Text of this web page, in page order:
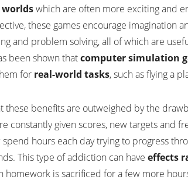
which are often more exciting and
these games encourage imagination
and problem solving, all of which are
been shown thatcomputer simulation
for real-world tasks, such as flying a
these benefits are outweighed by the
constantly given scores, new targets and
hours each day trying to progress
This type of addiction can have effects
homework is sacrificed for a few more